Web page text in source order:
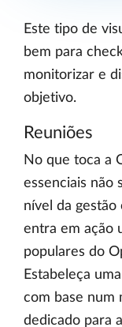
Este tipo de
bem para
monitorizar e
objetivo.
Reuniões
No que toca a
essenciais não
nível da gestão
entra em ação
populares do
Estabeleça
com base num
dedicado para